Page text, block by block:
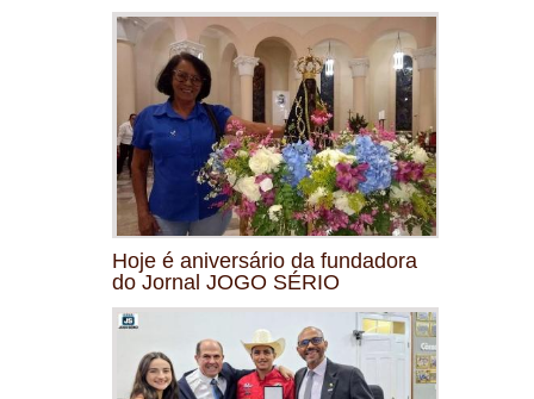
Hoje é aniversário da fundadora
do Jornal JOGO SÉRIO